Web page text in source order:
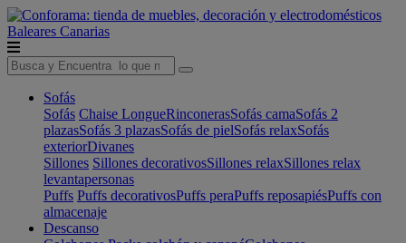
Baleares Canarias
Sofás
Sofás Chaise LongueRinconerasSofás camaSofás 2
plazasSofás 3 plazasSofás de pielSofás relaxSofás
exteriorDivanes
Sillones Sillones decorativosSillones relaxSillones relax
levantapersonas
Puffs Puffs decorativosPuffs peraPuffs reposapiésPuffs con
almacenaje
Descanso